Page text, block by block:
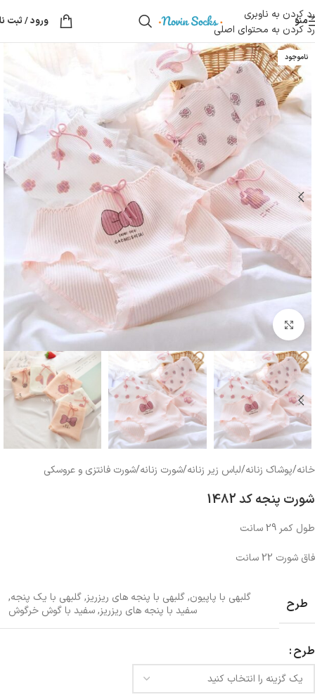
رد کردن به ناوبری
رد کردن به محتوای اصلی
منو ورود / ثبت
ناموجود
بزرگنمایی تصویر
خانه/پوشاک زنانه/لباس زیر زنانه/شورت زنانه/شورت فانتزی و عروسکی
شورت پنجه کد 1482
طول کمر 29 سانت
فاق شورت 22 سانت
طرح گلبهی با پاپیون,گلبهی با پنجه های ریزریز,گلبهی با یک پنجه,
سفید با پنجه های ریزریز,سفید با گوش خرگوش
طرح